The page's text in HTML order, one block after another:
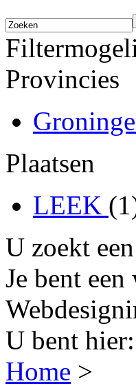
Provincies
Plaatsen
LEEK
U zoekt
Je bent
U bent hier:
Home >